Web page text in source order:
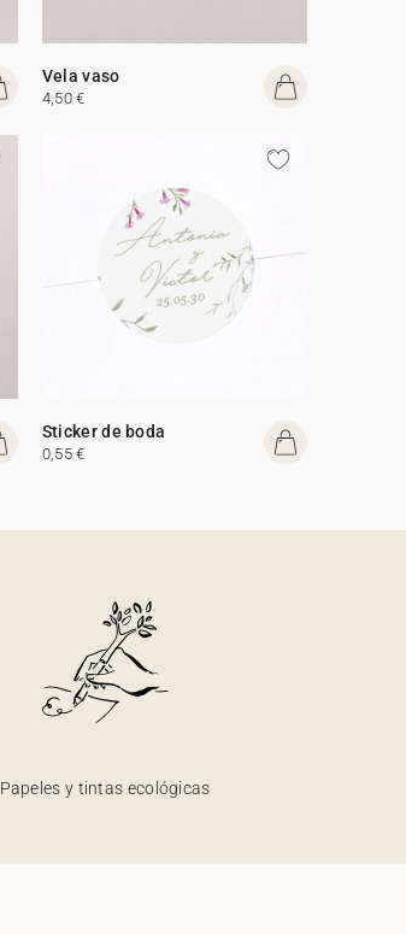
Vela vaso
4,50 €
Sticker de boda
0,55 €
Papeles y tintas ecológicas